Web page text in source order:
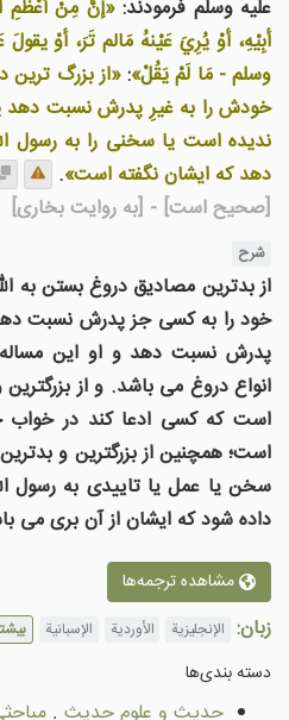
علیه وسلم فرمودند:«إنَّ مِنْ أَعْظَمِ
أبِيْهِ، أوْ يُرِيَ عَيْنهُ مَالم تَرَ، أوْ
وسلم - مَا لَمْ يَقُلْ»:«از بزرگ
خودش را به غيرِ پدرش نسبت دهد
نديده است يا سخنی را به رسول
دهد که ایشان نگفته است».
[صحیح است] - [به روایت بخاری]
شرح
از بدترین مصادیق دروغ بستن
خود را به کسی جز پدرش نسبت
پدرش نسبت دهد و او این مساله
انواع دروغ می باشد. و از
است که کسی ادعا کند در خواب
است؛ همچنین از بزرگترین و
سخن یا عمل یا تاییدی به رسول
داده شود که ایشان از آن بری می
مشاهده ترجمه‌ها
زبان: الإنجليزية الأوردية الإسبانية
دسته بندى‌ها
حديث و علوم حدیث .